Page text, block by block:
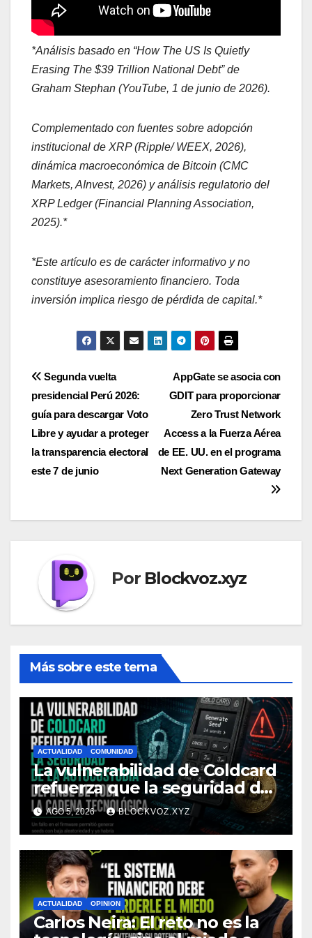
*Análisis basado en “How The US Is Quietly
Erasing The $39 Trillion National Debt” de
Graham Stephan (YouTube, 1 de junio de 2026).
Complementado con fuentes sobre adopción
institucional de XRP (Ripple/ WEEX, 2026),
dinámica macroeconómica de Bitcoin (CMC
Markets, AInvest, 2026) y análisis regulatorio del
XRP Ledger (Financial Planning Association,
2025).*
*Este artículo es de carácter informativo y no
constituye asesoramiento financiero. Toda
inversión implica riesgo de pérdida de capital.*
Navegación
de
entradas
AppGate se asocia con
GDIT para proporcionar
Zero Trust Network
Access a la Fuerza Aérea
de EE. UU. en el programa
Next Generation Gateway
Segunda vuelta
presidencial Perú 2026:
guía para descargar Voto
Libre y ayudar a proteger
la transparencia electoral
este 7 de junio
Por Blockvoz.xyz
Más sobre este tema
ACTUALIDAD COMUNIDAD
La vulnerabilidad de Coldcard
refuerza que la seguridad de
la autocustodia depende de
toda la cadena tecnológica,
afirma CoinEx Research
AGO 5, 2026 BLOCKVOZ.XYZ
ACTUALIDAD OPINION
Carlos Neira: El reto no es la